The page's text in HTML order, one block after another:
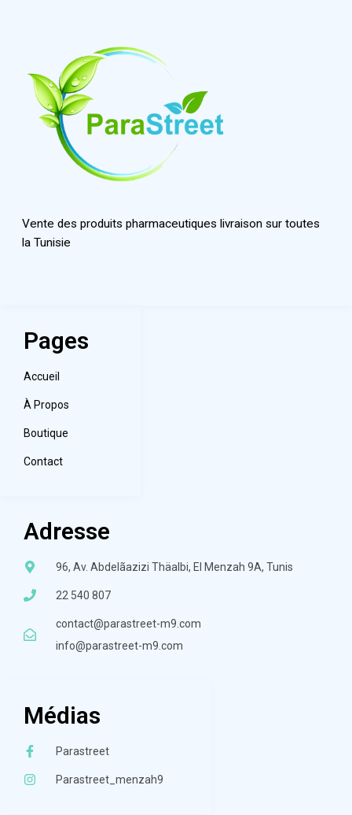
Vente des produits pharmaceutiques livraison sur toutes
la Tunisie
Pages
Accueil
À Propos
Boutique
Contact
Adresse
96, Av. Abdelãazizi Thäalbi, El Menzah 9A, Tunis
22 540 807
contact@parastreet-m9.com
info@parastreet-m9.com
Médias
Parastreet
Parastreet_menzah9